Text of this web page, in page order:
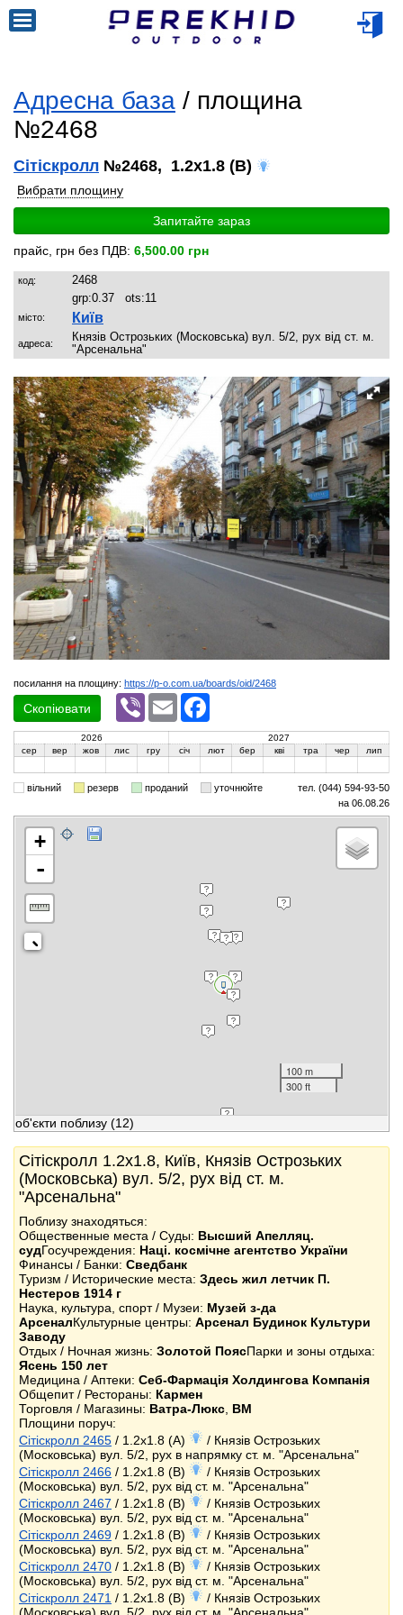
Адресна база / площина
№2468
Сітіскролл №2468, 1.2x1.8 (B)
Вибрати площину
Запитайте зараз
прайс, грн без ПДВ: 6,500.00 грн
код:
2468
grp:0.37 ots:11
місто: Київ
адреса:
Князів Острозьких (Московська) вул. 5/2, рух від ст. м.
"Арсенальна"
посилання на площину: https://p-o.com.ua/boards/oid/2468
Скопіювати
Viber Email
2026
2027
сер
вер жов лис гру січ лют бер кві тра чер лип
вільний резерв проданий уточнюйте
тел. (044) 594-93-50
на 06.08.26
+
-
100 m
300 ft
об'єкти поблизу (12)
Сітіскролл 1.2x1.8, Київ, Князів Острозьких
(Московська) вул. 5/2, рух від ст. м.
"Арсенальна"
Поблизу знаходяться:
Общественные места / Суды: Высший Апелляц.
судГосучреждения: Наці. космічне агентство України
Финансы / Банки: Сведбанк
Туризм / Исторические места: Здесь жил летчик П.
Нестеров 1914 г
Наука, культура, спорт / Музеи: Музей з-да
АрсеналКультурные центры: Арсенал Будинок Культури
Заводу
Отдых / Ночная жизнь: Золотой ПоясПарки и зоны отдыха:
Ясень 150 лет
Медицина / Аптеки: Себ-Фармація Холдингова Компанія
Общепит / Рестораны: Кармен
Торговля / Магазины: Ватра-Люкс ВМ
Площини поруч:
Сітіскролл 2465 / 1.2x1.8 (A)
/ Князів Острозьких
(Московська) вул. 5/2, рух в напрямку ст. м. "Арсенальна"
Сітіскролл 2466 / 1.2x1.8 (B)
/ Князів Острозьких
(Московська) вул. 5/2, рух від ст. м. "Арсенальна"
Сітіскролл 2467 / 1.2x1.8 (B)
/ Князів Острозьких
(Московська) вул. 5/2, рух від ст. м. "Арсенальна"
Сітіскролл 2469 / 1.2x1.8 (B)
/ Князів Острозьких
(Московська) вул. 5/2, рух від ст. м. "Арсенальна"
Сітіскролл 2470 / 1.2x1.8 (B)
/ Князів Острозьких
(Московська) вул. 5/2, рух від ст. м. "Арсенальна"
Сітіскролл 2471 / 1.2x1.8 (B)
/ Князів Острозьких